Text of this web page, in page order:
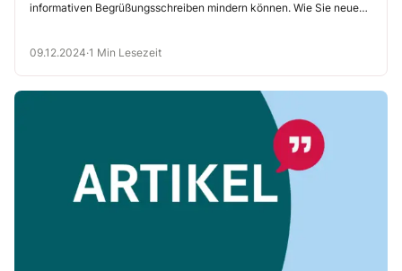
informativen Begrüßungsschreiben mindern können. Wie Sie neue
09.12.2024·1 Min Lesezeit